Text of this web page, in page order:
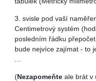
3. svisle pod vaší
Centimetrový systém
posledním řádku
bude nejvíce zajímat - to
(Nezapomeňte ale brát v